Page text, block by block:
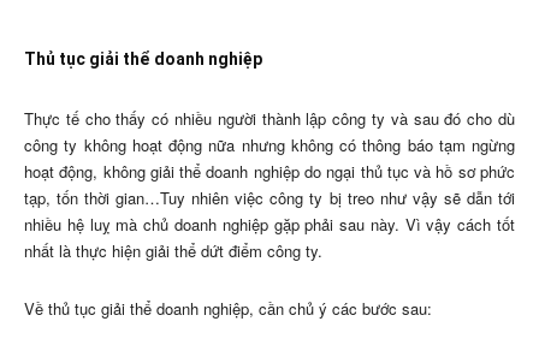
Thủ tục giải thể doanh nghiệp
Thực tế cho thấy có nhiều người thành lập công ty và sau đó cho dù
công ty không hoạt động nữa nhưng không có thông báo tạm ngừng
hoạt động, không giải thể doanh nghiệp do ngại thủ tục và hồ sơ phức
tạp, tốn thời gian…Tuy nhiên việc công ty bị treo như vậy sẽ dẫn tới
nhiều hệ luỵ mà chủ doanh nghiệp gặp phải sau này. Vì vậy cách tốt
nhất là thực hiện giải thể dứt điểm công ty.
Về thủ tục giải thể doanh nghiệp, cần chủ ý các bước sau: